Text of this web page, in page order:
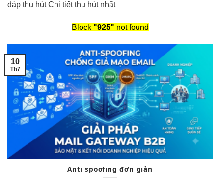
đáp thu hútChi tiếtthu hútnhất
Block "925" not found
Anti spoofing đơn giản
10
Th7